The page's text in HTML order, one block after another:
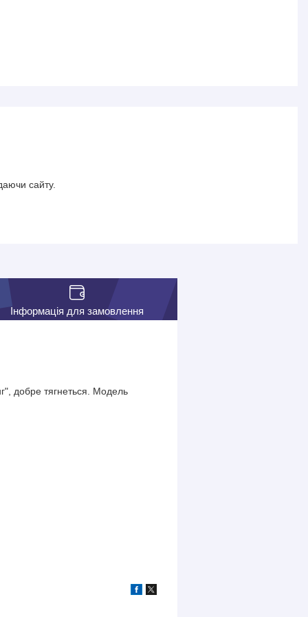
сайту.
Інформація для замовлення
добре тягнеться. Модель